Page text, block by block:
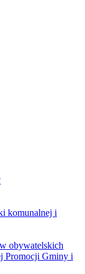
komunalnej i
obywatelskich
Promocji Gminy i